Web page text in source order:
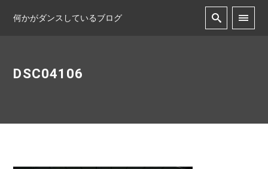
何かがダンスしているブログ
DSC04106